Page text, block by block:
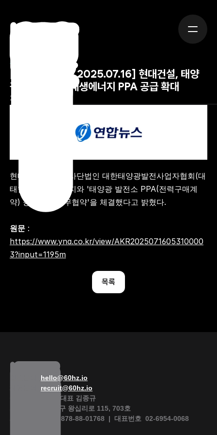
뉴스
[출처: 연합뉴스 2025.07.16] 현대건설, 태양
광업계 손잡고 재생에너지 PPA 공급 확대
2025년 7월 16일
현대건설은 최근 사단법인 대한태양광발전사업자협회(대
태협)·굿뉴스에너지와 '태양광 발전소 PPA(전력구매계
약) 공급확대 업무협약'을 체결했다고 밝혔다.
원문
https://www.yna.co.kr/view/AKR2025071605310000
3?input=1195m
목록
식스티헤르츠  |  대표 김종규
서울특별시 성동구 왕십리로 115, 703호
사업자등록번호  878-88-01768  |  대표번호  02-6954-0068
hello@60hz.io
recruit@60hz.io